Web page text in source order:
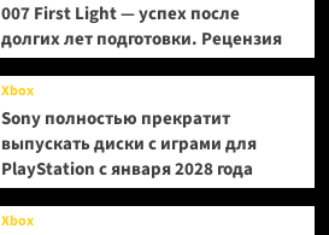
007 First Light — успех после
долгих лет подготовки. Рецензия
Xbox
Sony полностью прекратит
выпускать диски с играми для
PlayStation с января 2028 года
Xbox